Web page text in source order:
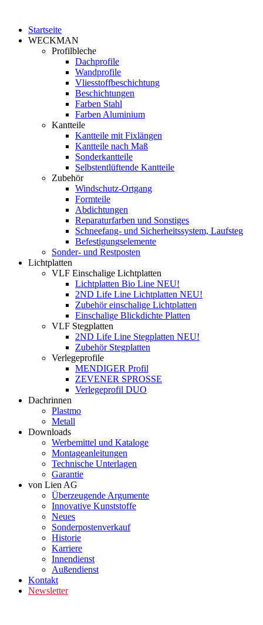
Startseite
WECKMAN
Profilbleche
Dachprofile
Wandprofile
Vliesstoffbeschichtung
Beschichtungen
Farben Stahl
Farben Aluminium
Kantteile
Kantteile mit Fixlängen
Kantteile nach Maß
Sonderkantteile
Selbstentlüftende Kantteile
Zubehör
Windschutz-Ortgang
Formteile
Abdichtungen
Reparaturfarben und Sonstiges
Schneefang- und Sicherheitssystem, Laufsteg
Befestigungselemente
Sonder- und Restposten
Lichtplatten
VLF Einschalige Lichtplatten
Lichtplatten Bio Line NEU!
2ND Life Line Lichtplatten NEU!
Zubehör einschalige Lichtplatten
Einschalige Blickdichte Platten
VLF Stegplatten
2ND Life Line Stegplatten NEU!
Zubehör Stegplatten
Verlegeprofile
MENDIGER Profil
ZEVENER SPROSSE
Verlegeprofil DUO
Dachrinnen
Plastmo
Metall
Downloads
Werbemittel und Kataloge
Montageanleitungen
Technische Unterlagen
Garantie
von Lien AG
Überzeugende Argumente
Innovative Kunststoffe
Neues
Sonderpostenverkauf
Historie
Karriere
Innendienst
Außendienst
Kontakt
Newsletter